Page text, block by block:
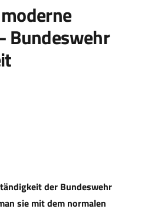
Bundeswehr
der Bundeswehr
sie mit dem normalen